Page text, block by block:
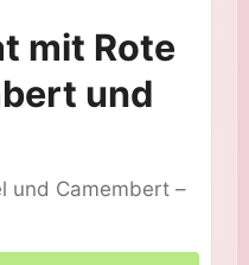
mit Rote
und
und Camembert –